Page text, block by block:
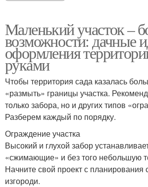
Маленький участок –
возможности: дачные
оформления
руками
Чтобы территория сада казалась
«размыть» границы участка.
только забора, но и других типов
Разберем каждый по порядку.
Ограждение участка
Высокий и глухой забор
«сжимающие» и без того небольшую
Начните свой проект с планирования
изгороди.